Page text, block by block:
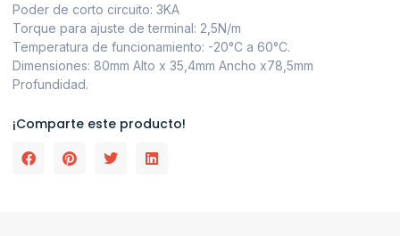
Poder de corto circuito: 3KA
Torque para ajuste de terminal: 2,5N/m
Temperatura de funcionamiento: -20°C a 60°C.
Dimensiones: 80mm Alto x 35,4mm Ancho x78,5mm
Profundidad.
¡Comparte este producto!